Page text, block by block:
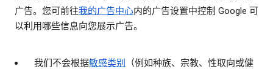
广告。您可前往我的广告中心内的广告设置中控制 Google 可
以利用哪些信息向您展示广告。
我们不会根据敏感类别
（例如种族、宗教、性取向或健